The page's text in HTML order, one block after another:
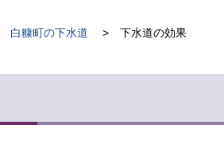
白糠町の下水道 下水道の効果